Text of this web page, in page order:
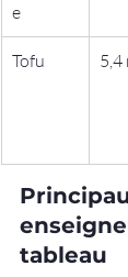
e
Tofu 5,4
tableau